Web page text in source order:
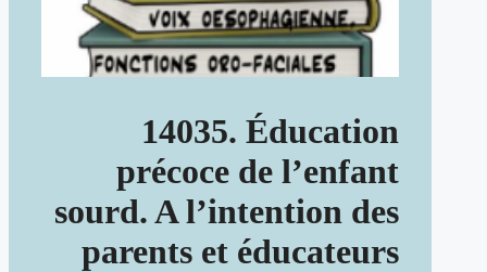
14035. Éducation
précoce de l’enfant
sourd. A l’intention des
parents et éducateurs